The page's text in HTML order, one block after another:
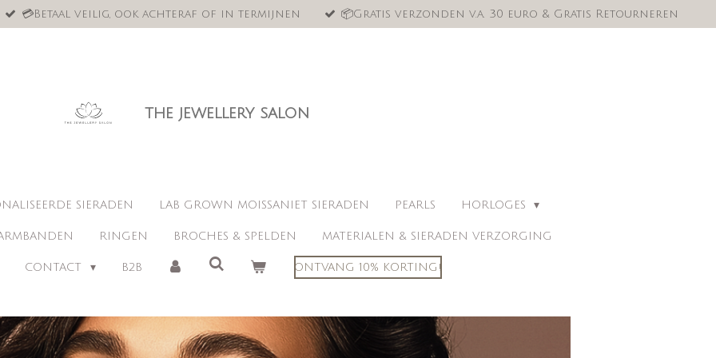
💳Betaal veilig, ook achteraf of in termijnen 📦Gratis verzonden v.a. 30 euro & Gratis Retourneren
the jewellery salon
SIERADEN LAB GROWN MOISSANIET SIERADEN PEARLS HORLOGES
RINGEN BROCHES & SPELDEN MATERIALEN & SIERADEN VERZORGING
CONTACT B2B ONTVANG 10% KORTING!